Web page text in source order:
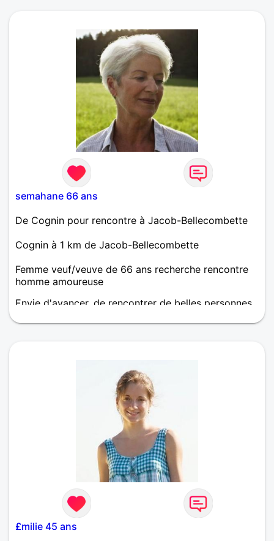
semahane 66 ans
De Cognin pour rencontre à Jacob-Bellecombette
Cognin à 1 km de Jacob-Bellecombette
Femme veuf/veuve de 66 ans recherche rencontre
homme amoureuse
Envie d'avancer, de rencontrer de belles personnes
donner, recevoir. Apprendre à se connaître et voir
£milie 45 ans